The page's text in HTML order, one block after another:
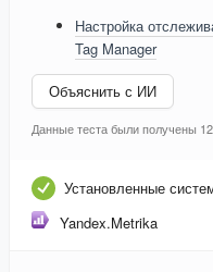
Настройка
Tag Manager
Объяснить с ИИ
Данные теста были получены
Установленные
Yandex.Metrika